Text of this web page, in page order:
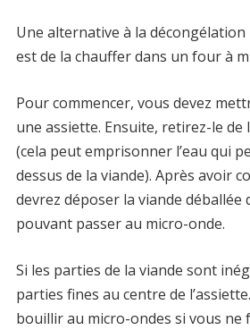
Une alternative à la décongélation
est de la chauffer dans un four à
Pour commencer, vous devez
une assiette. Ensuite, retirez-le de
(cela peut emprisonner l’eau qui
dessus de la viande). Après avoir
devrez déposer la viande déballée
pouvant passer au micro-onde.
Si les parties de la viande sont
parties fines au centre de
bouillir au micro-ondes si vous ne